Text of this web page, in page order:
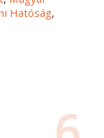
Hatóság,